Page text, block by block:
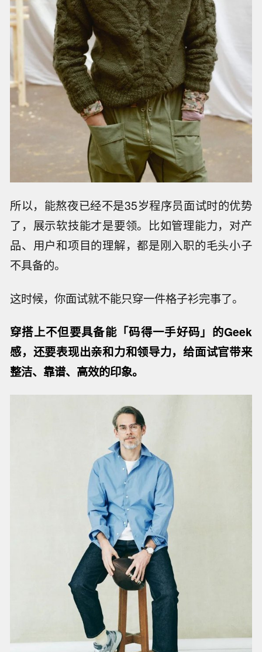
所以，能熬夜已经不是35岁程序员面试时的优势
了，展示软技能才是要领。比如管理能力，对产
品、用户和项目的理解，都是刚入职的毛头小子
不具备的。
这时候，你面试就不能只穿一件格子衫完事了。
穿搭上不但要具备能「码得一手好码」的Geek
感，还要表现出亲和力和领导力，给面试官带来
整洁、靠谱、高效的印象。